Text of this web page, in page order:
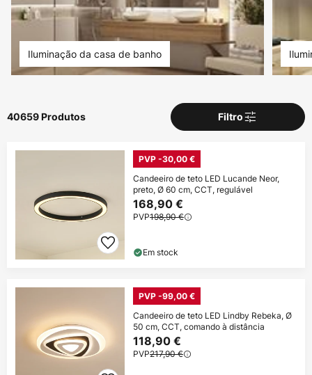
Iluminação da casa de banho
40659 Produtos Filtro
PVP -30,00 €
Candeeiro de teto LED Lucande Neor,
preto, Ø 60 cm, CCT, regulável
168,90 €
PVP198,90 €
Em stock
PVP -99,00 €
Candeeiro de teto LED Lindby Rebeka, Ø
50 cm, CCT, comando à distância
118,90 €
PVP217,90 €